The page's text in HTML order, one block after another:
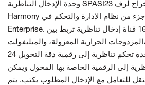
وحدة الإدخال التناظرية SPASI23 هي وحدة إدخال / إخراج لرف
Harmony جزء من نظام الإدارة والتحكم في Symphony™
يحتوي على 16 قناة إدخال تناظرية تربط بين
المزدوجات الحرارية المعزولة، والميليفولت،
تحكم تناظرية إلى رقمية
دقة التحويل 24
إلى الرقمية الخاصة بها
المحول ويمكن
للتعامل مع الإدخال المطلوب يكتب. يتم